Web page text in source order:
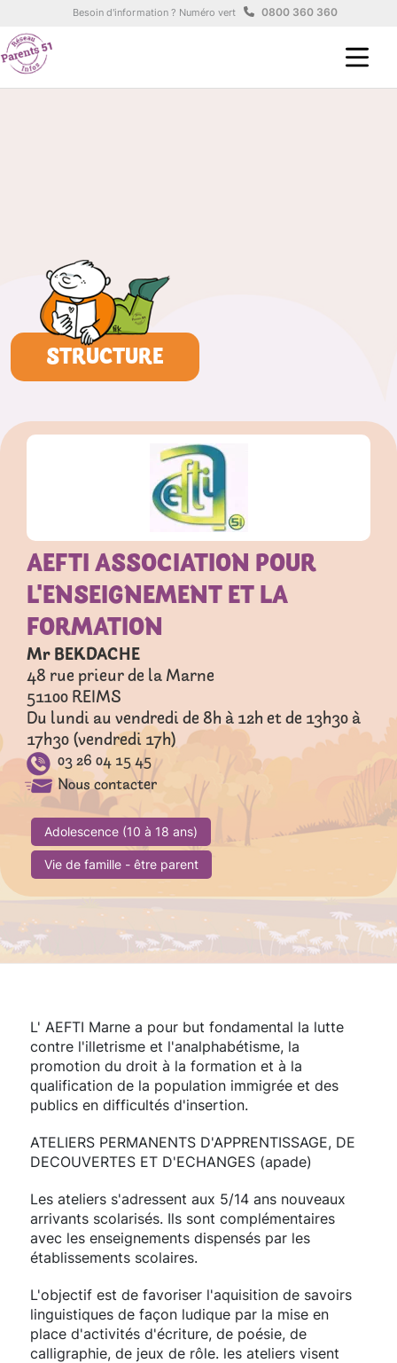
Aller au contenu principal
Besoin d'information ? Numéro vert 0800 360 360
STRUCTURE
AEFTI ASSOCIATION POUR
L'ENSEIGNEMENT ET LA
FORMATION
Mr BEKDACHE
48 rue prieur de la Marne
51100REIMS
Du lundi au vendredi de 8h à 12h et de 13h30 à
17h30 (vendredi 17h)
03 26 04 15 45
Nous contacter
Adolescence (10 à 18 ans)
Vie de famille - être parent
L' AEFTI Marne a pour but fondamental la lutte
contre l'illetrisme et l'analphabétisme, la
promotion du droit à la formation et à la
qualification de la population immigrée et des
publics en difficultés d'insertion.
ATELIERS PERMANENTS D'APPRENTISSAGE, DE
DECOUVERTES ET D'ECHANGES (apade)
Les ateliers s'adressent aux 5/14 ans nouveaux
arrivants scolarisés. Ils sont complémentaires
avec les enseignements dispensés par les
établissements scolaires.
L'objectif est de favoriser l'aquisition de savoirs
linguistiques de façon ludique par la mise en
place d'activités d'écriture, de poésie, de
calligraphie, de jeux de rôle. les ateliers visent
Panneau de gestion des cookies